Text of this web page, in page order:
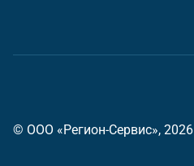
© ООО «Регион-Сервис», 2026